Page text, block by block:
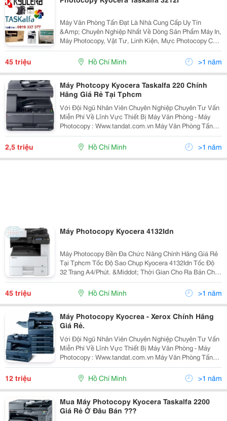
Máy Văn Phòng Tấn Đạt Là Nhà Cung Cấp Uy Tín
&Amp; Chuyên Nghiệp Nhất Về Dòng Sản Phẩm Máy In,
Máy Photocopy, Vật Tư, Linh Kiện, Mực Photocopy Của
Nhật Như : Kyocera (Mita )Taskalfa, Xerox, Ricoh, Hp
Mfp, Toshiba Tại Tp Hcm Thời Buổi Kinh Tế...
45 triệu Hồ Chí Minh >1 năm
Máy Photcopy Kyocera Taskalfa 220 Chính
Hãng Giá Rẻ Tại Tphcm
Với Đội Ngũ Nhân Viên Chuyên Nghiệp Chuyên Tư Vấn
Miễn Phí Về Lĩnh Vực Thiết Bị Máy Văn Phòng - Máy
Photocopy : Www.tandat.com.vn Máy Văn Phòng Tấn
Đạt Là Nơi Cung Cấp Uy Tín &Amp; Chuyên Nghiệp
Nhất Về Dòng Sản Phẩm Máy In, Máy Photocopy, Vật
2,5 triệu Hồ Chí Minh >1 năm
Máy Photocopy Kyocera 4132Idn
Máy Photocopy Bền Đa Chức Năng Chính Hãng Giá Rẻ
Tại Tphcm Tốc Độ Sao Chụp Kyocera 4132Idn Tốc Độ
32 Trang A4/Phút. &Middot; Thời Gian Cho Ra Bản Chụp
Đầu Tiên Dưới 5,7 Giây. &Middot; Bộ Đảo Mặt Bản
Chụp (Chọn Thêm) Giúp Bạn Tiết Kiệm Hơn. ...
45 triệu Hồ Chí Minh >1 năm
Máy Photocopy Kyocrea - Xerox Chính Hãng
Giá Rẻ.
Với Đội Ngũ Nhân Viên Chuyên Nghiệp Chuyên Tư Vấn
Miễn Phí Về Lĩnh Vực Thiết Bị Máy Văn Phòng - Máy
Photocopy : Www.tandat.com.vn Máy Văn Phòng Tấn
Đạt Là Nơi Cung Cấp Uy Tín Nhất Về Dòng Sản Phẩm
Máy In, Máy Photocopy, Vật Tư, Linh Kiện, Mực...
12 triệu Hồ Chí Minh >1 năm
Mua Máy Photocopy Kyocera Taskalfa 2200
Giá Rẻ Ở Đâu Bán ???